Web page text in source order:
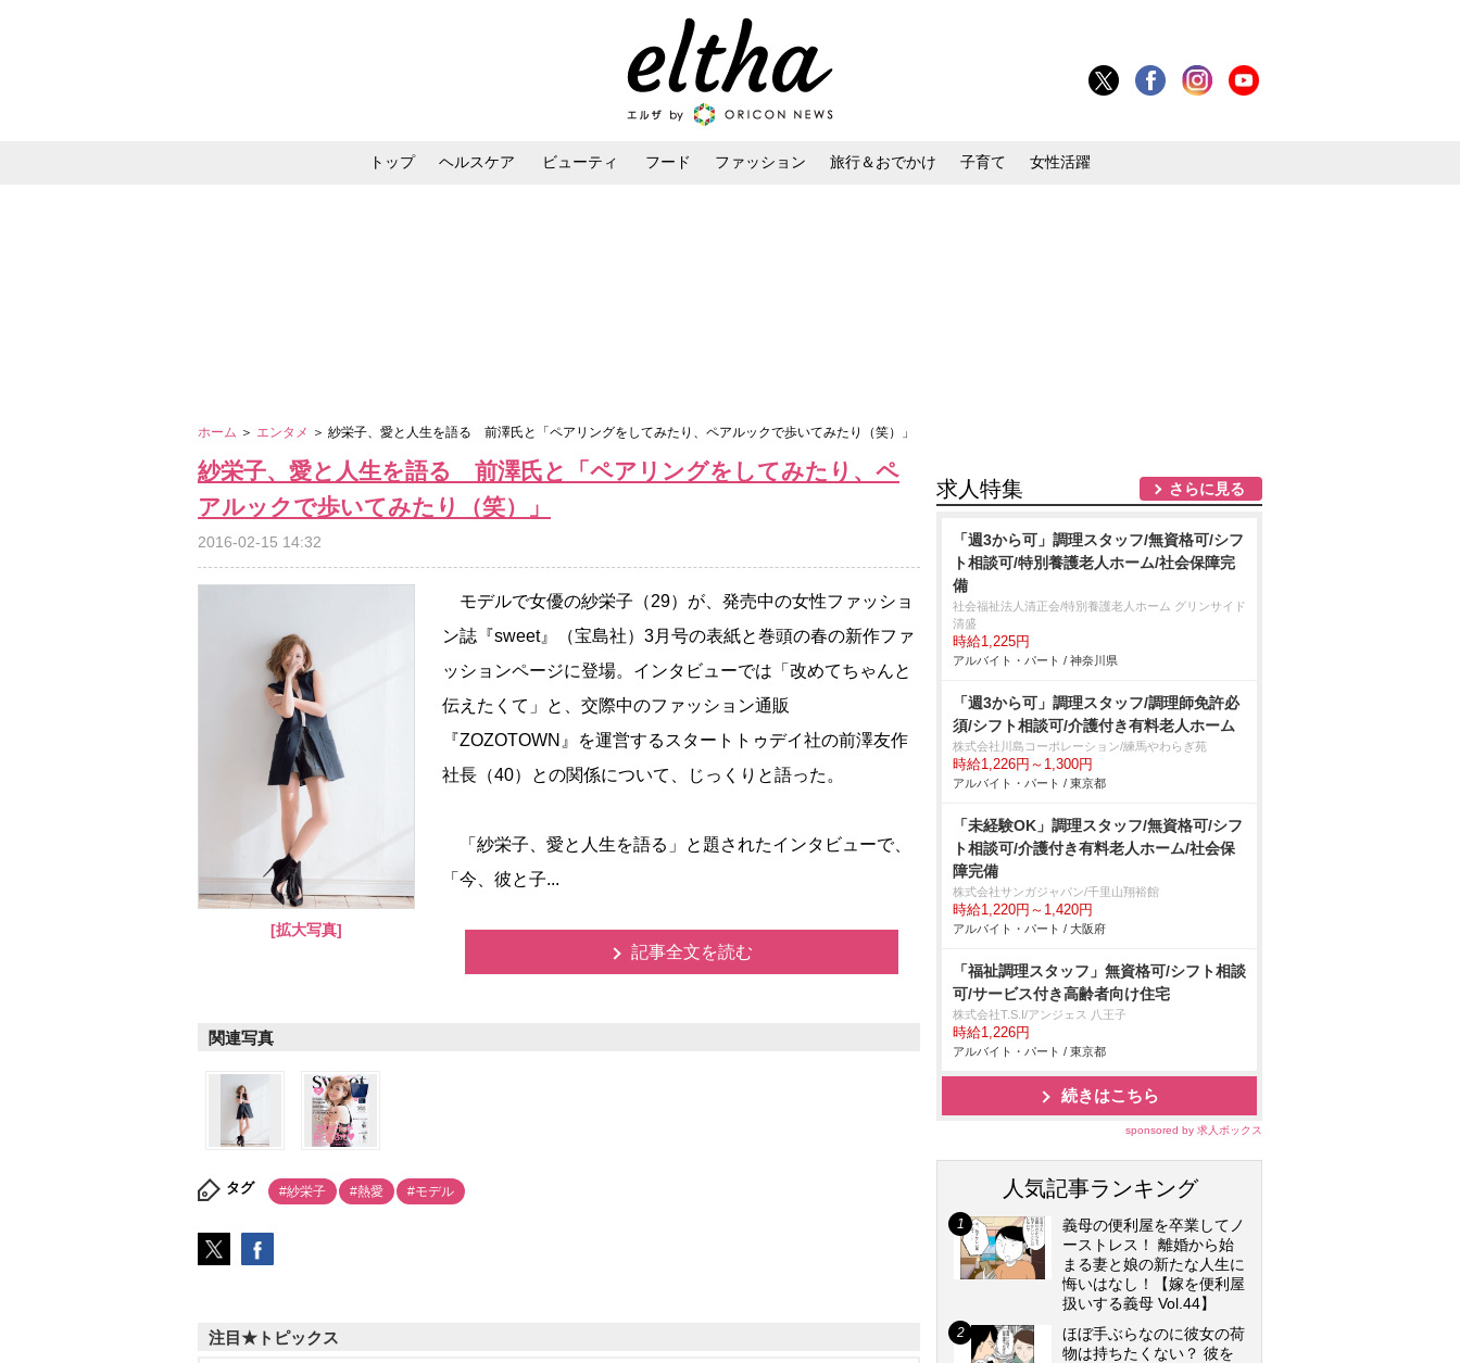
トップ ヘルスケア ビューティ フード ファッション 旅行＆おでかけ 子育て 女性活躍
ホーム ＞ エンタメ ＞ 紗栄子、愛と人生を語る 前澤氏と「ペアリングをしてみたり、ペアルックで歩いてみたり（笑）」
紗栄子、愛と人生を語る 前澤氏と「ペアリングをしてみたり、ペ
アルックで歩いてみたり（笑）」
2016-02-15 14:32
[拡大写真]
モデルで女優の紗栄子（29）が、発売中の女性ファッショ
ン誌『sweet』（宝島社）3月号の表紙と巻頭の春の新作ファ
ッションページに登場。インタビューでは「改めてちゃんと
伝えたくて」と、交際中のファッション通販
『ZOZOTOWN』を運営するスタートトゥデイ社の前澤友作
社長（40）との関係について、じっくりと語った。
「紗栄子、愛と人生を語る」と題されたインタビューで、
「今、彼と子...
記事全文を読む
関連写真
タグ #紗栄子 #熱愛 #モデル
注目★トピックス
求人特集 さらに見る
「週3から可」調理スタッフ/無資格可/シフ
ト相談可/特別養護老人ホーム/社会保障完
備
社会福祉法人清正会/特別養護老人ホーム グリンサイド
清盛
時給1,225円
アルバイト・パート / 神奈川県
「週3から可」調理スタッフ/調理師免許必
須/シフト相談可/介護付き有料老人ホーム
株式会社川島コーポレーション/練馬やわらぎ苑
時給1,226円～1,300円
アルバイト・パート / 東京都
「未経験OK」調理スタッフ/無資格可/シフ
ト相談可/介護付き有料老人ホーム/社会保
障完備
株式会社サンガジャパン/千里山翔裕館
時給1,220円～1,420円
アルバイト・パート / 大阪府
「福祉調理スタッフ」無資格可/シフト相談
可/サービス付き高齢者向け住宅
株式会社T.S.I/アンジェス 八王子
時給1,226円
アルバイト・パート / 東京都
続きはこちら
sponsored by 求人ボックス
人気記事ランキング
義母の便利屋を卒業してノ
ーストレス！ 離婚から始
まる妻と娘の新たな人生に
悔いはなし！【嫁を便利屋
扱いする義母 Vol.44】
ほぼ手ぶらなのに彼女の荷
物は持ちたくない？ 彼を